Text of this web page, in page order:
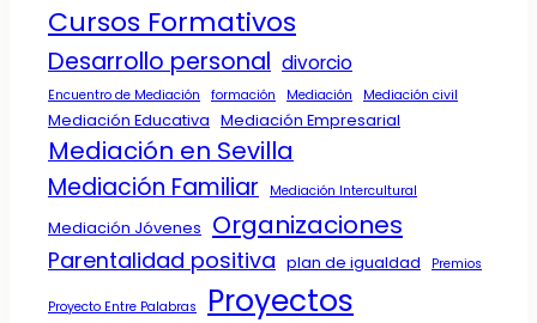
Cursos Formativos
Desarrollo personal divorcio
Encuentro de Mediación formación Mediación Mediación civil
Mediación Educativa Mediación Empresarial
Mediación en Sevilla
Mediación Familiar Mediación Intercultural
Mediación Jóvenes Organizaciones
Parentalidad positiva plan de igualdad Premios
Proyecto Entre Palabras Proyectos